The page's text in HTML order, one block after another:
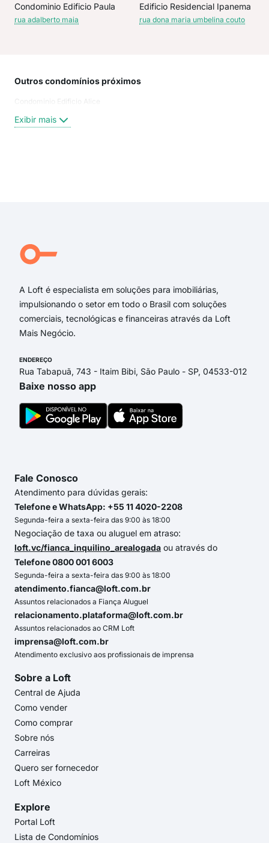
Condominio Edificio Paula
rua adalberto maia
Edificio Residencial Ipanema
rua dona maria umbelina couto
Outros condomínios próximos
Condominio Edificio Alice
Exibir mais
A Loft é especialista em soluções para imobiliárias,
impulsionando o setor em todo o Brasil com soluções
comerciais, tecnológicas e financeiras através da Loft
Mais Negócio.
ENDEREÇO
Rua Tabapuã, 743 - Itaim Bibi, São Paulo - SP, 04533-012
Baixe nosso app
Fale Conosco
Atendimento para dúvidas gerais:
Telefone e WhatsApp: +55 11 4020-2208
Segunda-feira a sexta-feira das 9:00 às 18:00
Negociação de taxa ou aluguel em atraso:
loft.vc/fianca_inquilino_arealogada ou através do
Telefone 0800 001 6003
Segunda-feira a sexta-feira das 9:00 às 18:00
atendimento.fianca@loft.com.br
Assuntos relacionados a Fiança Aluguel
relacionamento.plataforma@loft.com.br
Assuntos relacionados ao CRM Loft
imprensa@loft.com.br
Atendimento exclusivo aos profissionais de imprensa
Sobre a Loft
Central de Ajuda
Como vender
Como comprar
Sobre nós
Carreiras
Quero ser fornecedor
Loft México
Explore
Portal Loft
Lista de Condomínios